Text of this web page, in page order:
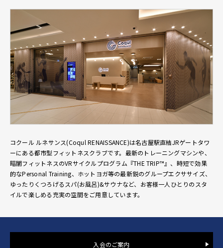
コクール ルネサンス(Coqul RENAISSANCE)は名古屋駅直結JRゲートタワ
ーにある都市型フィットネスクラブです。最新のトレーニングマシンや、
暗闇フィットネスのVRサイクルプログラム『THE TRIP™』、時短で効果
的なPersonal Training、ホットヨガ等の最新鋭のグループエクササイズ、
ゆったりくつろげるスパ(お風呂)&サウナなど、お客様一人ひとりのスタ
イルで楽しめる充実の空間をご用意しています。
入会のご案内